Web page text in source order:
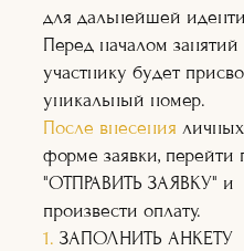
для дальнейшей
Перед началом
участнику будет
уникальный номер.
После внесения
форме заявки, перейти
"ОТПРАВИТЬ ЗАЯВКУ" и
произвести оплату.
1. ЗАПОЛНИТЬ АНКЕТУ